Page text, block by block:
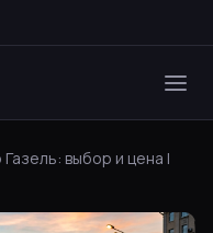
Газель: выбор и цена |